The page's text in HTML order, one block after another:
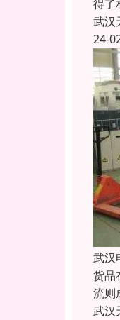
得了
武汉
24-
武汉
货品
流则
武汉